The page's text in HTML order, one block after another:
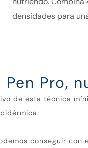
densidades para
Pen Pro,
de esta técnica
conseguir con